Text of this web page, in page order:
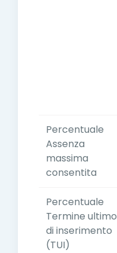
Percentuale
Assenza
massima
consentita
Percentuale
Termine ultimo
di inserimento
(TUI)